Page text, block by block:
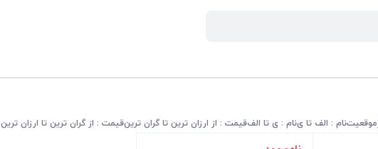
موقعیتنام : الف تا ینام : ی تا الفقیمت : از ارزان ترین تا گران ترینقیمت : از گران ترین تا ارزان ترین